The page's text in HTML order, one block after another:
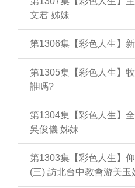
文君 姊妹
第1306集【彩色人生】
第1305集【彩色人生】
誰嗎?
第1304集【彩色人生】
吳俊儀 姊妹
第1303集【彩色人生】
(三) 訪北台中教會游美玉